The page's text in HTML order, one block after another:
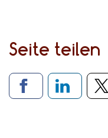
Seite teilen
Verlinkung